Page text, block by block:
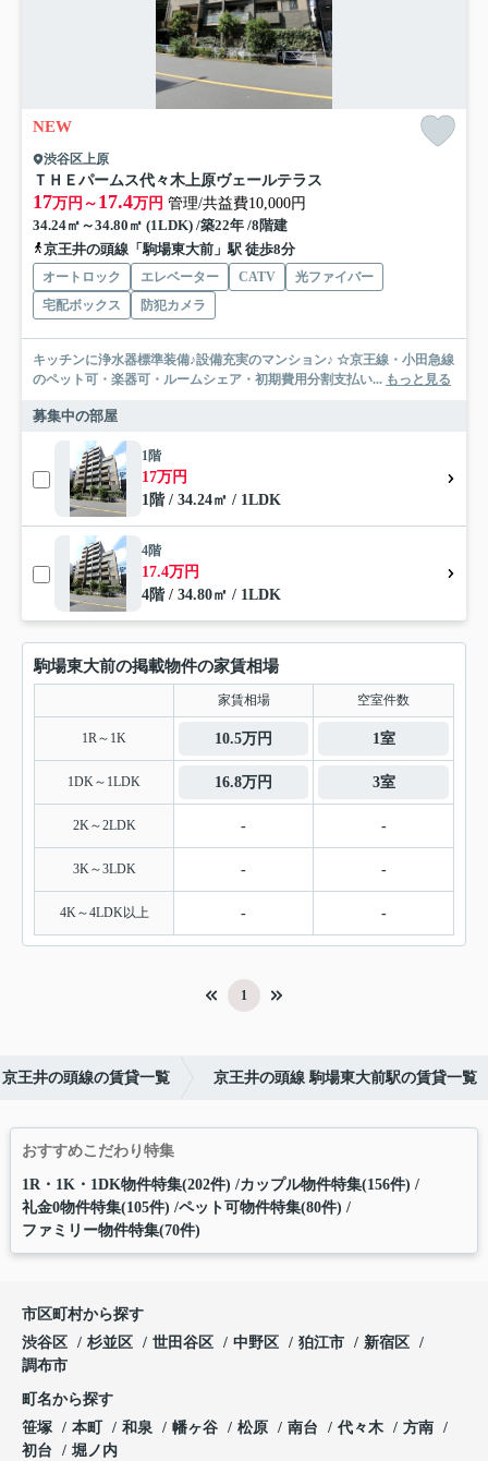
NEW
渋谷区上原
ＴＨＥパームス代々木上原ヴェールテラス
17万円～ 17.4万円 管理/共益費10,000円
34.24㎡～34.80㎡ (1LDK) /築22年 /8階建
京王井の頭線「駒場東大前」駅 徒歩8分
オートロック エレベーター CATV
光ファイバー
宅配ボックス
防犯カメラ
キッチンに浄水器標準装備♪設備充実のマンション♪ ☆京王線・小田急線
のペット可・楽器可・ルームシェア・初期費用分割支払い... もっと見る
募集中の部屋
1階
17万円
1階 / 34.24㎡ / 1LDK
4階
17.4万円
4階 / 34.80㎡ / 1LDK
駒場東大前の掲載物件の家賃相場
家賃相場 空室件数
1R～1K 10.5万円 1室
1DK～1LDK 16.8万円 3室
2K～2LDK - -
3K～3LDK - -
4K～4LDK以上 - -
1
京王井の頭線の賃貸一覧 京王井の頭線 駒場東大前駅の賃貸一覧
おすすめこだわり特集
1R・1K・1DK物件特集(202件) カップル物件特集(156件)
礼金0物件特集(105件) ペット可物件特集(80件)
ファミリー物件特集(70件)
市区町村から探す
渋谷区
杉並区 世田谷区 中野区 狛江市
新宿区
調布市
町名から探す
笹塚
本町 和泉 幡ヶ谷 松原 南台 代々木
方南
初台
堀ノ内